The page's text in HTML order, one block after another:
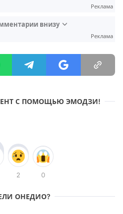
Реклама
внизу
Реклама
С ПОМОЩЬЮ ЭМОДЗИ!
2 0
ОНЕДИО?